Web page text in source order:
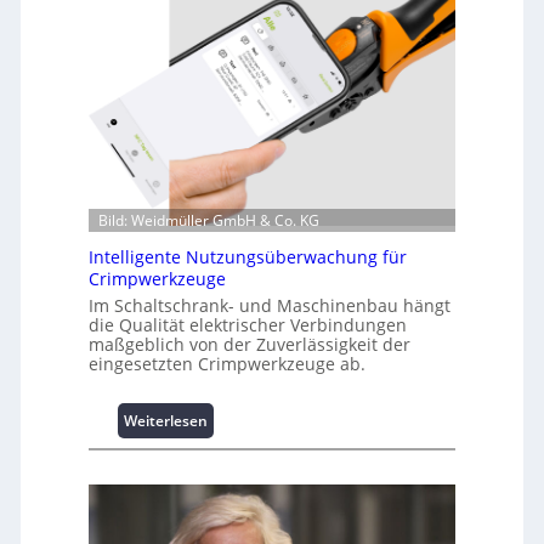
f
t
i
o
n
u
m
L
a
s
s
p
i
z
e
Bild: Weidmüller GmbH & Co. KG
Intelligente Nutzungsüberwachung für
Crimpwerkzeuge
Im Schaltschrank- und Maschinenbau hängt
die Qualität elektrischer Verbindungen
maßgeblich von der Zuverlässigkeit der
eingesetzten Crimpwerkzeuge ab.
Weiterlesen:
I
t
e
l